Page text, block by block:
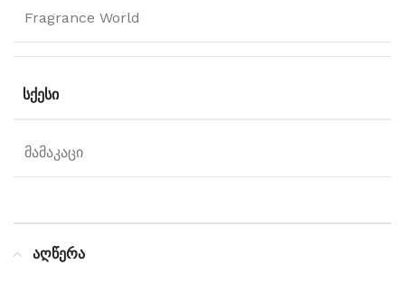
Fragrance World
ᲡᲥᲔᲡᲘ
მამაკაცი
აღწერა